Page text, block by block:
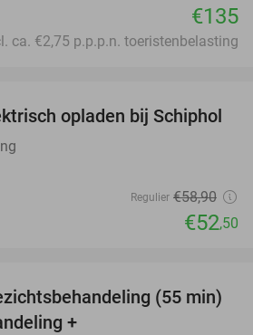
€135
ca. €2,75 p.p.p.n. toeristenbelasting
11%
opladen bij Schiphol
Regulier €58,90
€52,50
63%
(55 min)
+